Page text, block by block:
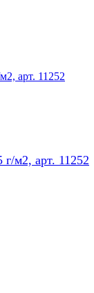
м2, арт. 11252